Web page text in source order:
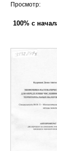
Просмотр:
100% с